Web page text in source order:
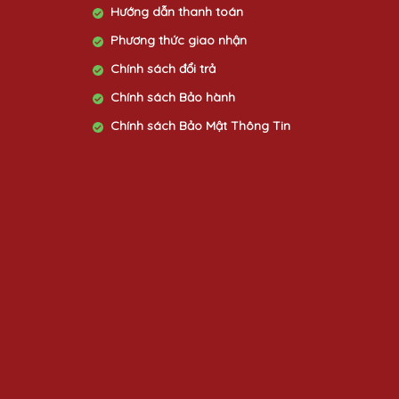
Hướng dẫn thanh toán
Phương thức giao nhận
Chính sách đổi trả
Chính sách Bảo hành
Chính sách Bảo Mật Thông Tin